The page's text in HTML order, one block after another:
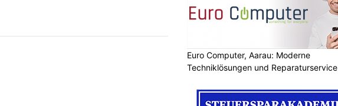
Euro Computer, Aarau: Moderne
Techniklösungen und Reparaturservice